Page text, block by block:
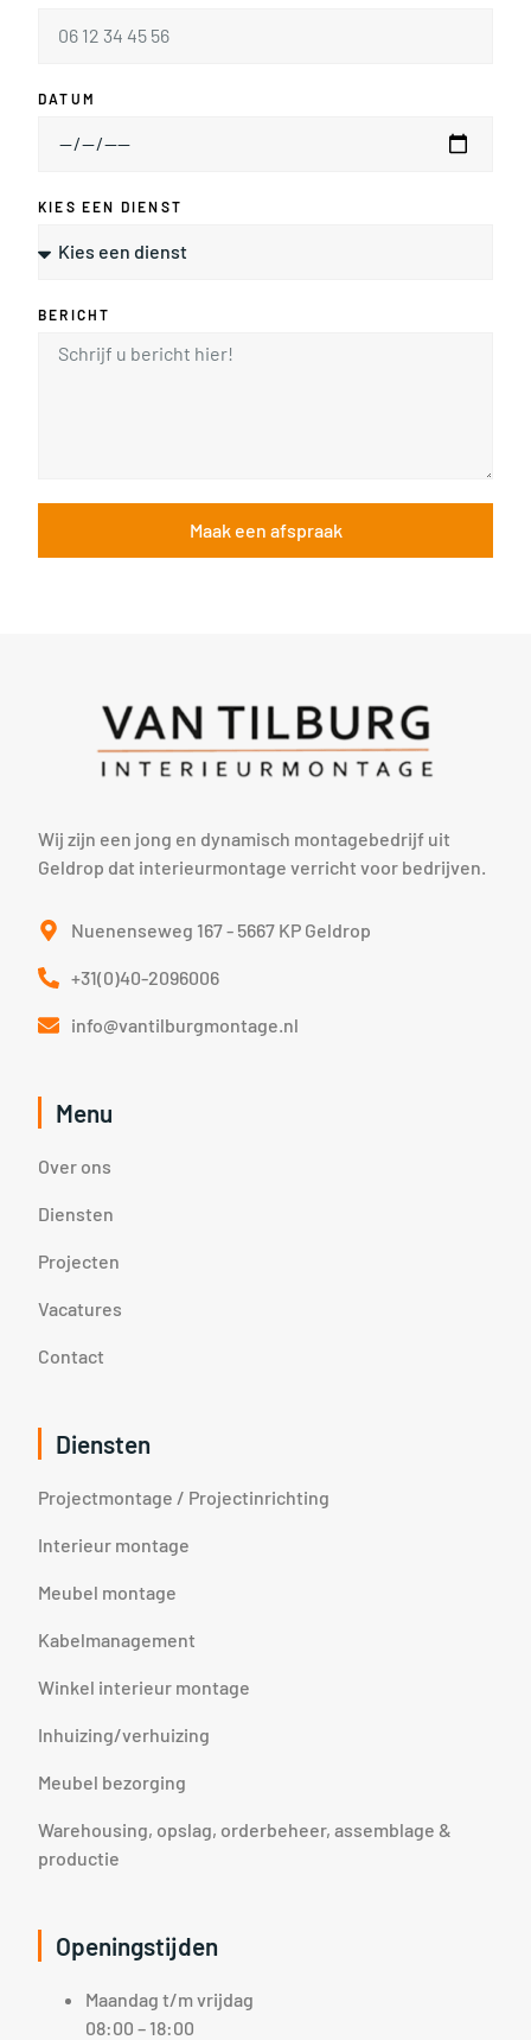
DATUM
KIES EEN DIENST
BERICHT
Maak een afspraak
Wij zijn een jong en dynamisch montagebedrijf uit
Geldrop dat interieurmontage verricht voor bedrijven.
Nuenenseweg 167 - 5667 KP Geldrop
+31(0)40-2096006
info@vantilburgmontage.nl
Menu
Over ons
Diensten
Projecten
Vacatures
Contact
Diensten
Projectmontage / Projectinrichting
Interieur montage
Meubel montage
Kabelmanagement
Winkel interieur montage
Inhuizing/verhuizing
Meubel bezorging
Warehousing, opslag, orderbeheer, assemblage &
productie
Openingstijden
Maandag t/m vrijdag
08:00 – 18:00